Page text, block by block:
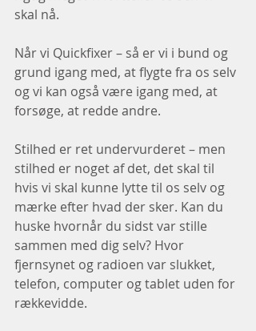
skal nå.
Når vi Quickfixer – så er vi i bund og
grund igang med, at flygte fra os selv
og vi kan også være igang med, at
forsøge, at redde andre.
Stilhed er ret undervurderet – men
stilhed er noget af det, det skal til
hvis vi skal kunne lytte til os selv og
mærke efter hvad der sker. Kan du
huske hvornår du sidst var stille
sammen med dig selv? Hvor
fjernsynet og radioen var slukket,
telefon, computer og tablet uden for
rækkevidde.